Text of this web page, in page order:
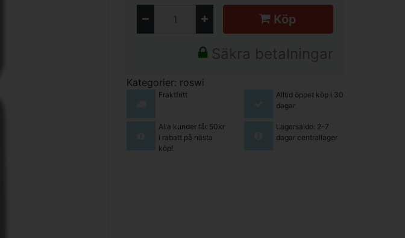
Köp
Säkra betalningar
Kategorier: roswi
Fraktfritt
Alltid öppet köp i 30
dagar
Alla kunder får 50kr
i rabatt på nästa
köp!
Lagersaldo: 2-7
dagar centrallager